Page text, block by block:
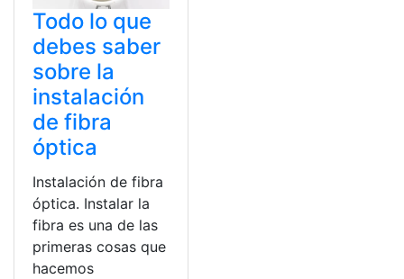
Todo lo que
debes saber
sobre la
instalación
de fibra
óptica
Instalación de fibra
óptica. Instalar la
fibra es una de las
primeras cosas que
hacemos